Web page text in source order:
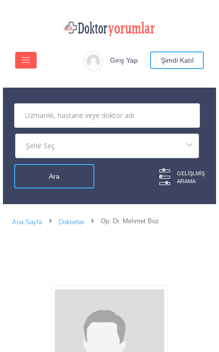
Giriş Yap Şimdi Katıl
GELIŞLMIŞ
ARAMA
Ana Sayfa Doktorlar Op. Dr. Mehmet Boz